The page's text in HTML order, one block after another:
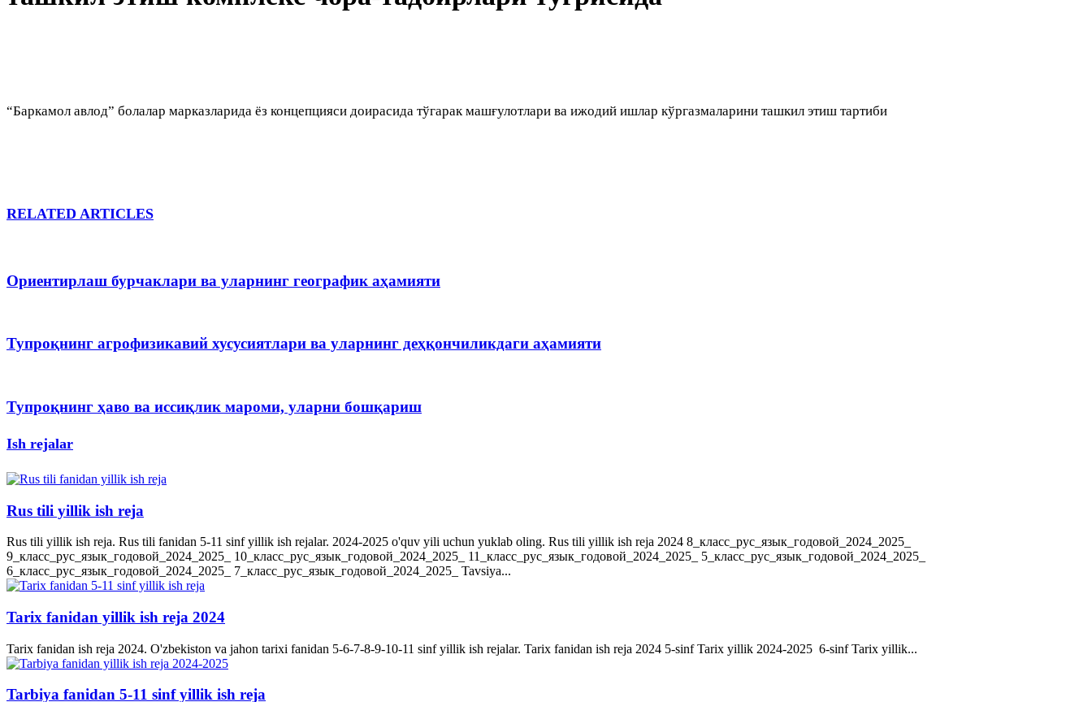
“Баркамол авлод” болалар марказларида ёз концепцияси доирасида тўгарак машғулотлари ва ижодий ишлар кўргазмаларини ташкил этиш тартиби
RELATED ARTICLES
Ориентирлаш бурчаклари ва уларнинг географик аҳамияти
Тупроқнинг агрофизикавий хусусиятлари ва уларнинг деҳқончиликдаги аҳамияти
Тупроқнинг ҳаво ва иссиқлик мароми, уларни бошқариш
Ish rejalar
Rus tili yillik ish reja
Rus tili yillik ish reja. Rus tili fanidan 5-11 sinf yillik ish rejalar. 2024-2025 o'quv yili uchun yuklab oling. Rus tili yillik ish reja 2024 8_класс_рус_язык_годовой_2024_2025_
9_класс_рус_язык_годовой_2024_2025_ 10_класс_рус_язык_годовой_2024_2025_ 11_класс_рус_язык_годовой_2024_2025_ 5_класс_рус_язык_годовой_2024_2025_
6_класс_рус_язык_годовой_2024_2025_ 7_класс_рус_язык_годовой_2024_2025_ Tavsiya...
Tarix fanidan yillik ish reja 2024
Tarix fanidan ish reja 2024. O'zbekiston va jahon tarixi fanidan 5-6-7-8-9-10-11 sinf yillik ish rejalar. Tarix fanidan ish reja 2024 5-sinf Tarix yillik 2024-2025 6-sinf Tarix yillik...
Tarbiya fanidan 5-11 sinf yillik ish reja